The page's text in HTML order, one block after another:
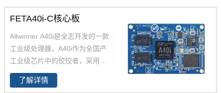
FETA40i-C核心板
Allwinner A40i是全志开发的一款
工业级处理器，A40i作为全国产
工业级芯片中的佼佼者，采用更
低功耗的4核ARM Cortex-A7架
构,工作温度-40-85℃,是一款高性
了解详情